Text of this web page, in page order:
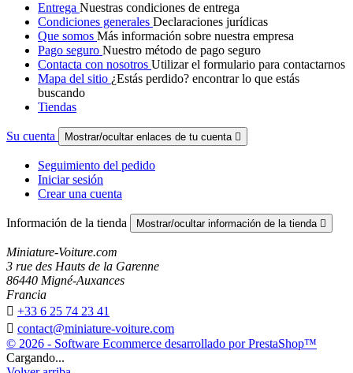
Entrega Nuestras condiciones de entrega
Condiciones generales Declaraciones jurídicas
Que somos Más información sobre nuestra empresa
Pago seguro Nuestro método de pago seguro
Contacta con nosotros Utilizar el formulario para contactarnos
Mapa del sitio ¿Estás perdido? encontrar lo que estás
buscando
Tiendas
Su cuenta Mostrar/ocultar enlaces de tu cuenta 
Seguimiento del pedido
Iniciar sesión
Crear una cuenta
Información de la tienda Mostrar/ocultar información de la tienda 
Miniature-Voiture.com
3 rue des Hauts de la Garenne
86440 Migné-Auxances
Francia
 +33 6 25 74 23 41
 contact@miniature-voiture.com
© 2026 - Software Ecommerce desarrollado por PrestaShop™
Cargando...